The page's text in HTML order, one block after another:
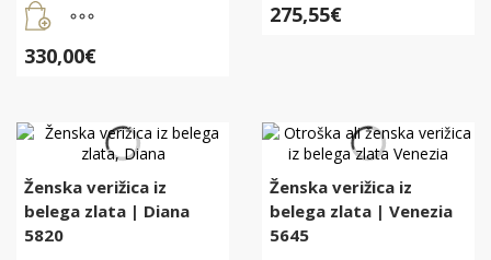
330,00€
275,55€
Ženska verižica iz
belega zlata | Diana
5820
Ženska verižica iz
belega zlata | Venezia
5645